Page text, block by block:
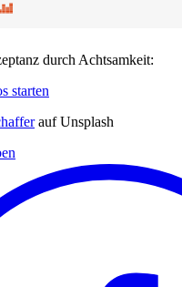
durch Achtsamkeit:
starten
auf Unsplash